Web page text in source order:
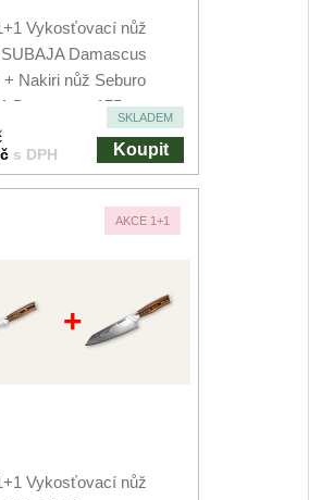
Vykosťovací nůž
Damascus
+ Nakiri nůž Seburo
Damascus 175mm
SKLADEM
s DPH Koupit
AKCE 1+1
+
Vykosťovací nůž